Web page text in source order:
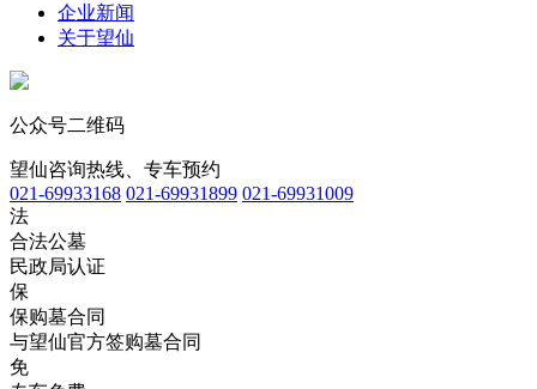
企业新闻
关于望仙
公众号二维码
望仙咨询热线、专车预约
021-69933168 021-69931899 021-69931009
法
合法公墓
民政局认证
保
保购墓合同
与望仙官方签购墓合同
免